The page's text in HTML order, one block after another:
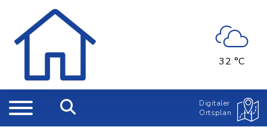
32 °C
Digitaler
Ortsplan